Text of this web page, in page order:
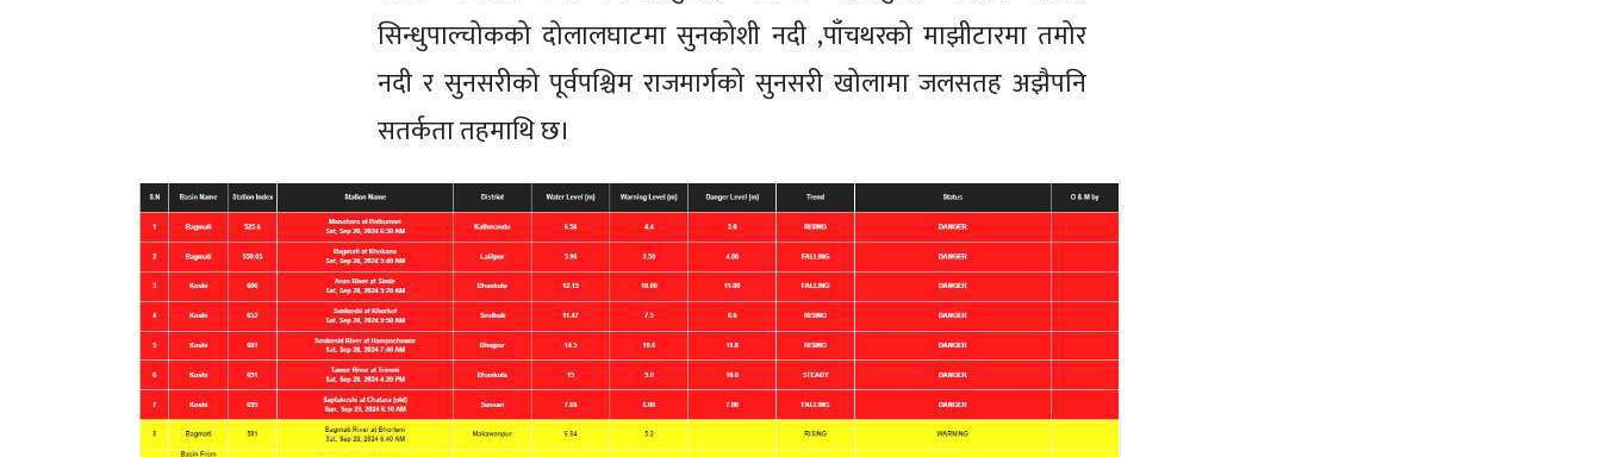
सिन्धुपाल्चोकको दोलालघाटमा सुनकोशी नदी ,पाँचथरको माझीटारमा तमोर
नदी र सुनसरीको पूर्वपश्चिम राजमार्गको सुनसरी खोलामा जलसतह अझैपनि
सतर्कता तहमाथि छ।